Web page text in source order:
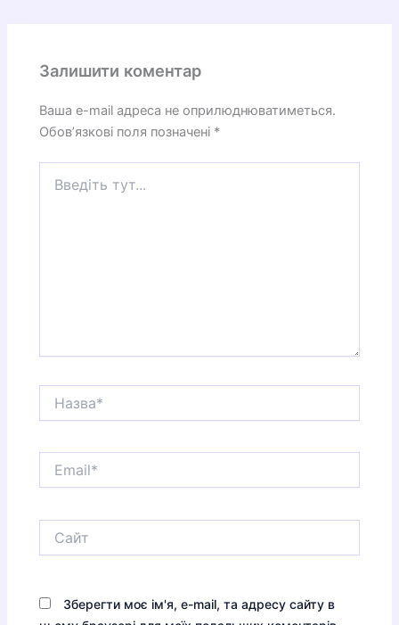
Залишити коментар
Ваша e-mail адреса не оприлюднюватиметься.
Обов’язкові поля позначені *
тут...
Зберегти моє ім'я, e-mail, та адресу сайту в